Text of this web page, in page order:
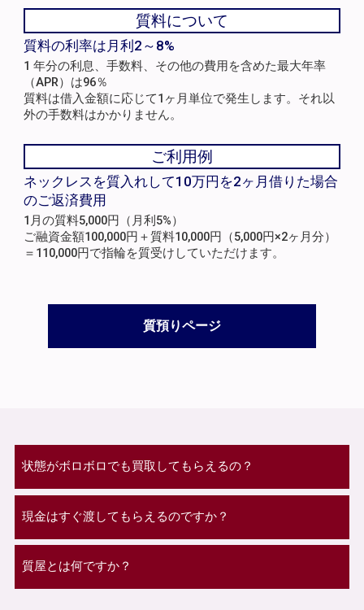
質料について
質料の利率は月利2～8%
1 年分の利息、手数料、その他の費用を含めた最大年率
（APR）は96％
質料は借入金額に応じて1ヶ月単位で発生します。それ以
外の手数料はかかりません。
ご利用例
ネックレスを質入れして10万円を2ヶ月借りた場合
のご返済費用
1月の質料5,000円（月利5%）
ご融資金額100,000円＋質料10,000円（5,000円×2ヶ月分）
＝110,000円で指輪を質受けしていただけます。
質預りページ
状態がボロボロでも買取してもらえるの？
現金はすぐ渡してもらえるのですか？
質屋とは何ですか？